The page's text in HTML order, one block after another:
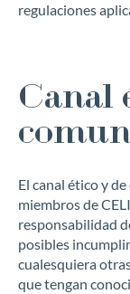
Teléfono*
regulaciones
Canal
El canal ético y
miembros de
responsabilidad
posibles
cualesquiera
que tengan